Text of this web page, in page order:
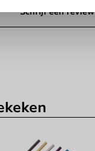
Schrijf een review